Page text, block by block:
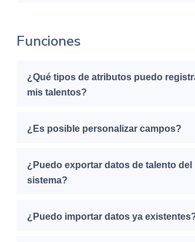
Funciones
¿Qué tipos de atributos puedo
mis talentos?
¿Es posible personalizar campos?
¿Puedo exportar datos de talento del
sistema?
¿Puedo importar datos ya